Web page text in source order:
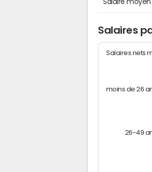
Salaires
Salaires nets
moins de 26
26-49